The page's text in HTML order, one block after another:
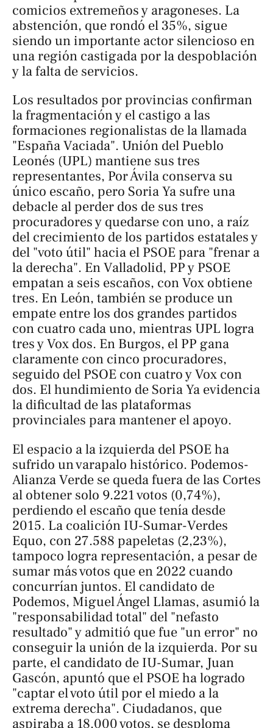
comicios extremeños y aragoneses. La
abstención, que rondó el 35%, sigue
siendo un importante actor silencioso en
una región castigada por la despoblación
y la falta de servicios.
Los resultados por provincias confirman
la fragmentación y el castigo a las
formaciones regionalistas de la llamada
"España Vaciada". Unión del Pueblo
Leonés (UPL) mantiene sus tres
representantes, Por Ávila conserva su
único escaño, pero Soria Ya sufre una
debacle al perder dos de sus tres
procuradores y quedarse con uno, a raíz
del crecimiento de los partidos estatales y
del "voto útil" hacia el PSOE para "frenar a
la derecha". En Valladolid, PP y PSOE
empatan a seis escaños, con Vox obtiene
tres. En León, también se produce un
empate entre los dos grandes partidos
con cuatro cada uno, mientras UPL logra
tres y Vox dos. En Burgos, el PP gana
claramente con cinco procuradores,
seguido del PSOE con cuatro y Vox con
dos. El hundimiento de Soria Ya evidencia
la dificultad de las plataformas
provinciales para mantener el apoyo.
El espacio a la izquierda del PSOE ha
sufrido un varapalo histórico. Podemos-
Alianza Verde se queda fuera de las Cortes
al obtener solo 9.221 votos (0,74%),
perdiendo el escaño que tenía desde
2015. La coalición IU-Sumar-Verdes
Equo, con 27.588 papeletas (2,23%),
tampoco logra representación, a pesar de
sumar más votos que en 2022 cuando
concurrían juntos. El candidato de
Podemos, Miguel Ángel Llamas, asumió la
"responsabilidad total" del "nefasto
resultado" y admitió que fue "un error" no
conseguir la unión de la izquierda. Por su
parte, el candidato de IU-Sumar, Juan
Gascón, apuntó que el PSOE ha logrado
"captar el voto útil por el miedo a la
extrema derecha". Ciudadanos, que
aspiraba a 18.000 votos, se desploma